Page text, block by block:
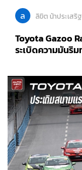
ล ลิขิต น้าประเสริฐ
Toyota Gazoo
ระเบิดความมันริม